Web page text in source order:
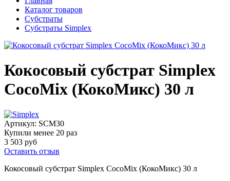
Каталог товаров
Субстраты
Субстраты Simplex
Кокосовый субстрат Simplex
CocoMix (КокоМикс) 30 л
Артикул: SCM30
Купили менее 20 раз
3 503 руб
Оставить отзыв
Кокосовый субстрат Simplex CocoMix (КокоМикс) 30 л